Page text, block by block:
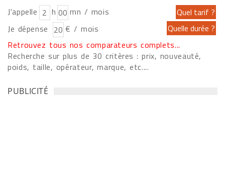
J'appelle h
mn / mois
Je dépense
€ / mois
Retrouvez tous nos comparateurs complets...
Recherche sur plus de 30 critères : prix, nouveauté,
poids, taille, opérateur, marque, etc....
PUBLICITÉ